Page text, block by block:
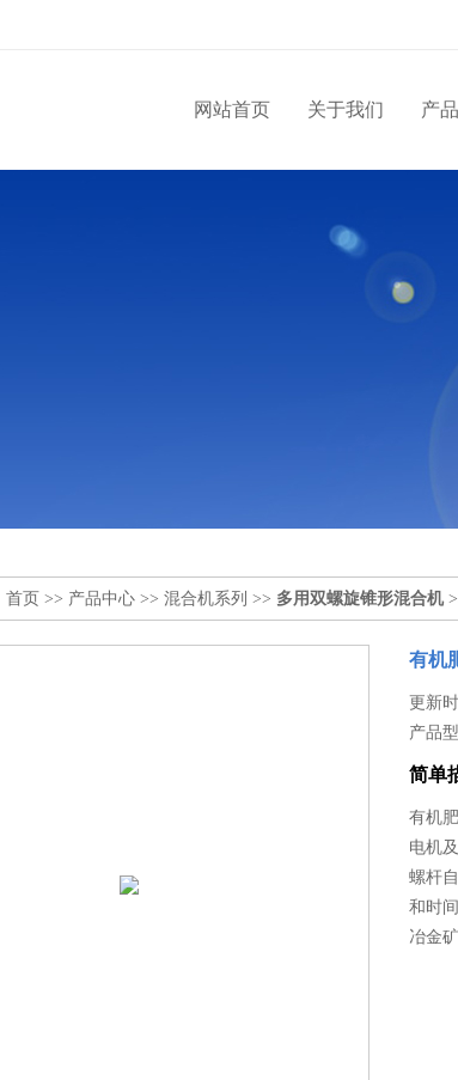
网站首页 关于我们 产
首页 >> 产品中心 >> 混合机系列 >> 多用双螺旋锥形混合机
有机
更新
产品
简单
有机
电机
螺杆
和时
冶金